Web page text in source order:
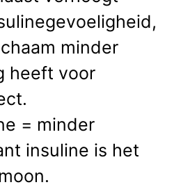
minder
heeft voor
= minder
insuline is het